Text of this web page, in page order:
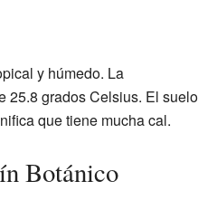
y húmedo. La
25.8 grados Celsius. El suelo
que tiene mucha cal.
Botánico